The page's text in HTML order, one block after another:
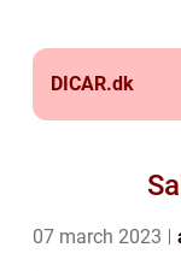
DICAR.dk
07 march 2023